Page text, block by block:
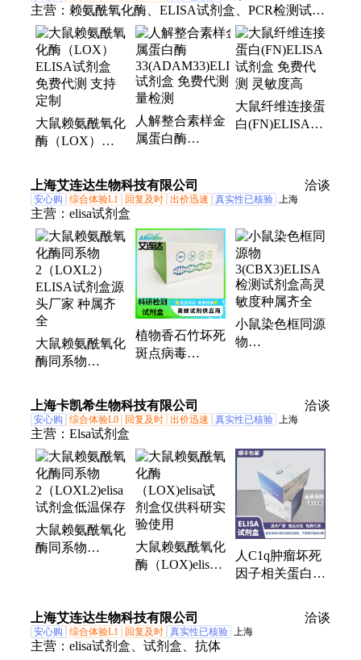
主营： 赖氨酰氧化酶、ELISA试剂盒、PCR检测试剂
盒、抗体
大鼠赖氨酰氧化
酶（LOX）
免费代测 支持
定制
人解整合素样金
属蛋白酶
测 定量检测
大鼠纤维连接蛋
白(FN)ELISA试
上海艾连达生物科技有限公司
洽谈
安心购 综合体验L1 回复及时 出价迅速 真实性已核验 上海
主营： elisa试剂盒
大鼠赖氨酰氧化
酶同系物
ELISA试剂盒源
头厂家 种属齐
全
植物香石竹坏死
斑点病毒
都高特异性强
小鼠染色框同源
物
上海卡凯希生物科技有限公司 洽谈
安心购 综合体验L0 回复及时 出价迅速 真实性已核验 上海
主营： Elsa试剂盒
大鼠赖氨酰氧化
酶同系物
大鼠赖氨酰氧化
酶（LOX)elisa
人C1q肿瘤坏死
因子相关蛋白
剂盒吸附性好种
属全
上海艾连达生物科技有限公司 洽谈
安心购 综合体验L1 回复及时 真实性已核验 上海
主营： elisa试剂盒、试剂盒、抗体